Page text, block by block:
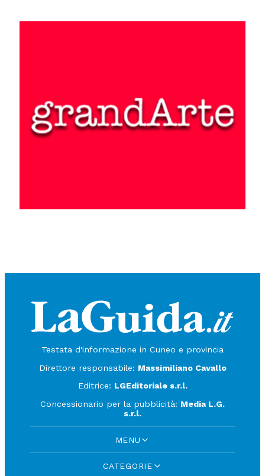
Testata d'informazione in Cuneo e provincia
Direttore responsabile: Massimiliano Cavallo
Editrice: LGEditoriale s.r.l.
Concessionario per la pubblicità: Media L.G.
s.r.l.
MENU
CATEGORIE